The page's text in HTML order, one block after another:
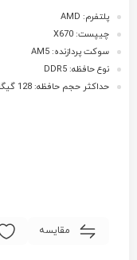
پلتفرم: AMD
چیپست: X670
سوکت پردازنده: AM5
نوع حافظه: DDR5
حداکثر حجم حافظه: 128 گیگابایت
مقایسه